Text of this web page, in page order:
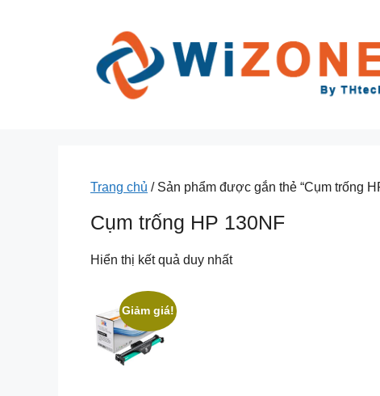
Trang chủ / Sản phẩm được gắn thẻ “Cụm trống
Cụm trống HP 130NF
Hiển thị kết quả duy nhất
Giảm giá!